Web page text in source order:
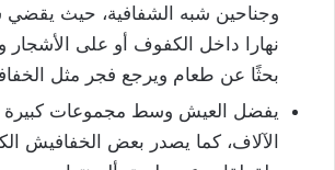
وجناحين شبه الشفافية، حيث يقضي
نهارا داخل الكفوف أو على الأشجار
بحثًا عن طعام ويرجع فجر مثل
يفضل العيش وسط مجموعات كبيرة
الآلاف، كما يصدر بعض الخفافيش